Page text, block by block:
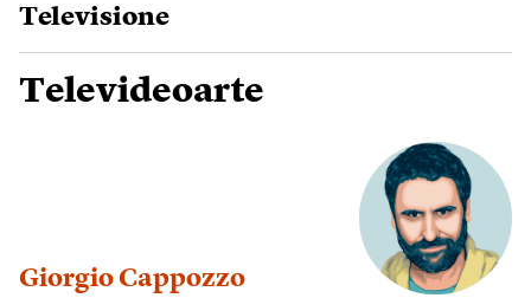
Televisione
Televideoarte
Giorgio Cappozzo